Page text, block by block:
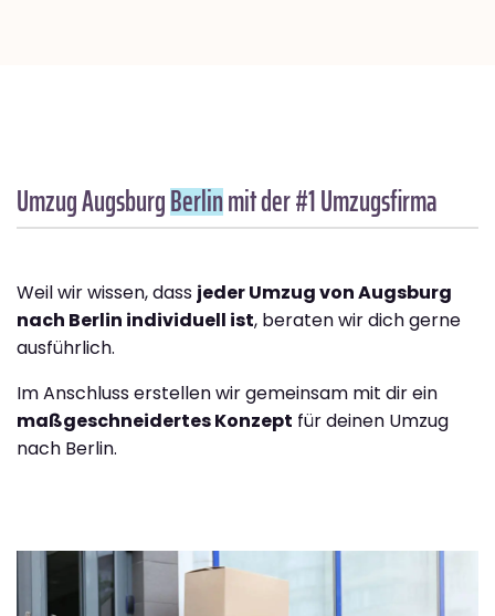
Umzug AugsburgBerlinmit der #1 Umzugsfirma
Weil wir wissen, dass jeder Umzug von Augsburg
nach Berlin individuell ist, beraten wir dich gerne
ausführlich.
Im Anschluss erstellen wir gemeinsam mit dir ein
maßgeschneidertes Konzept für deinen Umzug
nach Berlin.